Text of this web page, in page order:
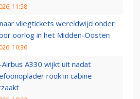
11:58
vliegtickets wereldwijd onder
oorlog in het Midden-Oosten
10:36
Airbus A330 wijkt uit nadat
rook in cabine